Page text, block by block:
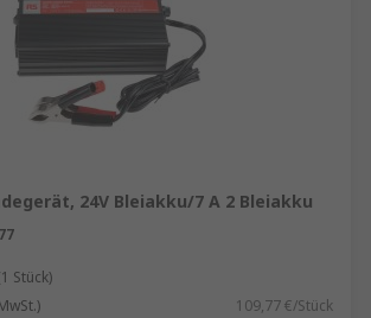
24V Bleiakku/7 A 2 Bleiakku
Stück)
109,77 €/Stück